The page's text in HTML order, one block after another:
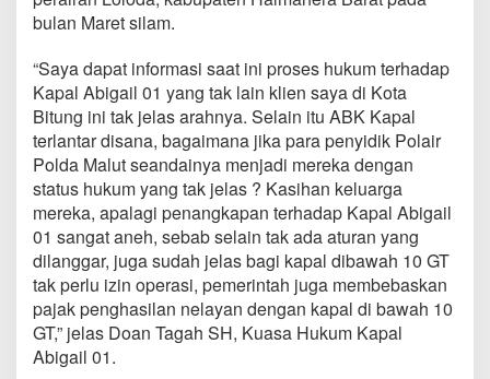
r
S
e
b
u
t
D
i
t
P
o
l
a
r
P
bulan Maret silam.
“Saya dapat informasi saat ini proses hukum terhadap
Kapal Abigail 01 yang tak lain klien saya di Kota
Bitung ini tak jelas arahnya. Selain itu ABK Kapal
terlantar disana, bagaimana jika para penyidik Polair
Polda Malut seandainya menjadi mereka dengan
status hukum yang tak jelas ? Kasihan keluarga
mereka, apalagi penangkapan terhadap Kapal Abigail
01 sangat aneh, sebab selain tak ada aturan yang
dilanggar, juga sudah jelas bagi kapal dibawah 10 GT
tak perlu izin operasi, pemerintah juga membebaskan
pajak penghasilan nelayan dengan kapal di bawah 10
GT,” jelas Doan Tagah SH, Kuasa Hukum Kapal
Abigail 01.